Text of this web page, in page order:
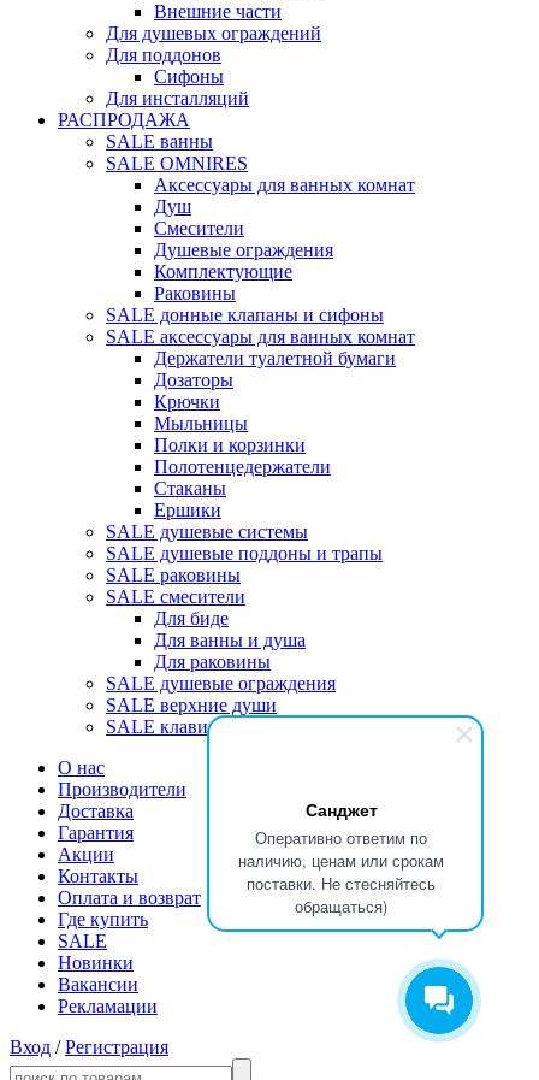
Санджет
Оперативно ответим по
наличию, ценам или срокам
поставки. Не стесняйтесь
обращаться)
Внешние части
Для душевых ограждений
Для поддонов
Сифоны
Для инсталляций
РАСПРОДАЖА
SALE ванны
SALE OMNIRES
Аксессуары для ванных комнат
Душ
Смесители
Душевые ограждения
Комплектующие
Раковины
SALE донные клапаны и сифоны
SALE аксессуары для ванных комнат
Держатели туалетной бумаги
Дозаторы
Крючки
Мыльницы
Полки и корзинки
Полотенцедержатели
Стаканы
Ершики
SALE душевые системы
SALE душевые поддоны и трапы
SALE раковины
SALE смесители
Для биде
Для ванны и душа
Для раковины
SALE душевые ограждения
SALE верхние души
SALE клавиши
О нас
Производители
Доставка
Гарантия
Акции
Контакты
Оплата и возврат
Где купить
SALE
Новинки
Вакансии
Рекламации
Вход /Регистрация